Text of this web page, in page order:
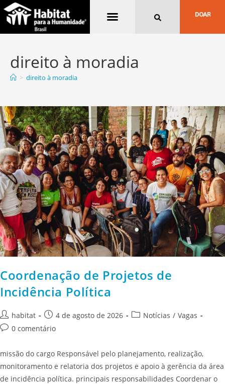
DOAR
direito à moradia
> direito à moradia
Coordenação de Projetos de
Incidência Política
habitat 4 de agosto de 2026 Notícias / Vagas
0 comentário
missão do cargo Responsável pelo planejamento, realização,
monitoramento e relatoria dos projetos e apoio à gerência da área
de incidência política. principais responsabilidades Coordenar o